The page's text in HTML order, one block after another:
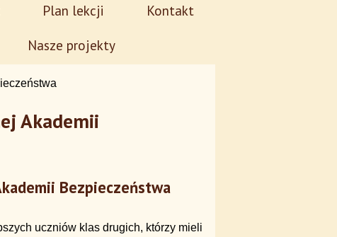
Plan lekcji
Kontakt
Nasze projekty
Akademii
Bezpieczeństwa
uczniów klas drugich, którzy mieli